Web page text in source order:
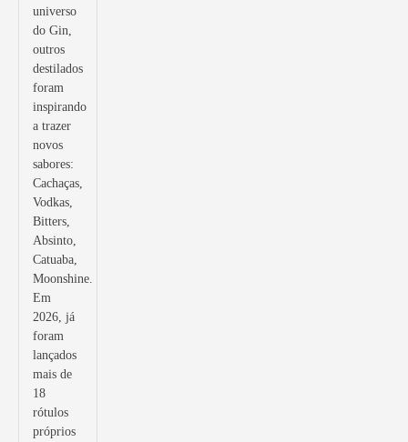
universo
do Gin,
outros
destilados
foram
inspirando
a trazer
novos
sabores:
Cachaças,
Vodkas,
Bitters,
Absinto,
Catuaba,
Moonshine.
Em
2026, já
foram
lançados
mais de
18
rótulos
próprios